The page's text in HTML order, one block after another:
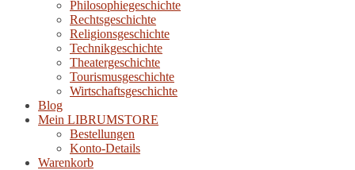
Philosophiegeschichte
Rechtsgeschichte
Religionsgeschichte
Technikgeschichte
Theatergeschichte
Tourismusgeschichte
Wirtschaftsgeschichte
Blog
Mein LIBRUMSTORE
Bestellungen
Konto-Details
Warenkorb